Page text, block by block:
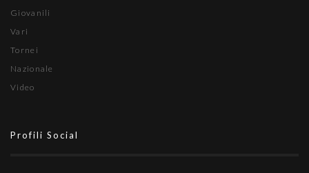
Giovanili
Vari
Tornei
Nazionale
Video
Profili Social